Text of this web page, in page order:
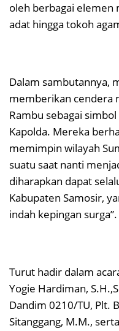
oleh berbagai elemen
adat hingga tokoh
Dalam sambutannya,
memberikan cendera
Rambu sebagai
Kapolda. Mereka
memimpin wilayah
suatu saat nanti
diharapkan dapat
Kabupaten Samosir,
indah kepingan surga”.
Turut hadir dalam
Yogie Hardiman,
Dandim 0210/TU, Plt.
Sitanggang, M.M.,